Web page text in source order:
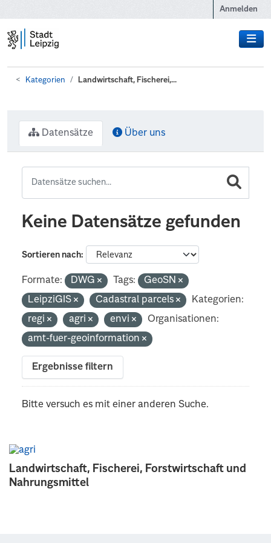
Anmelden
Kategorien Landwirtschaft, Fischerei,...
Landwirtschaft, Fischerei, Forstwirtschaft und
Nahrungsmittel
Datensätze Über uns
Keine Datensätze gefunden
Sortieren nach
Formate: DWG Tags:
GeoSN
LeipziGIS
Cadastral parcels
Kategorien:
regi
agri envi
Organisationen:
amt-fuer-geoinformation
Ergebnisse filtern
Bitte versuch es mit einer anderen Suche.